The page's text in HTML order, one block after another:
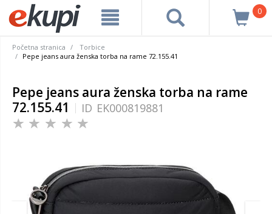
0
Početna stranica
Torbice
Pepe jeans aura ženska torba na rame 72.155.41
Pepe jeans aura ženska torba na rame
72.155.41
ID EK000819881